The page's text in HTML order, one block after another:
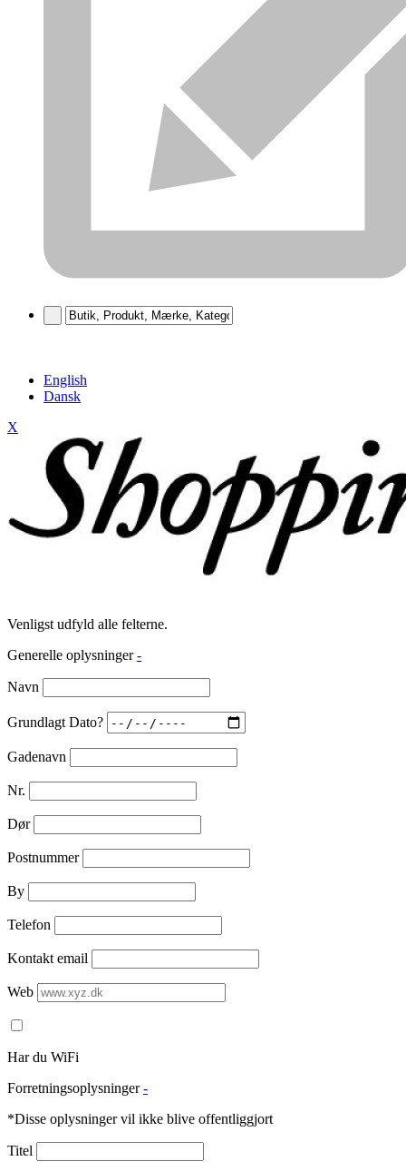
English
Dansk
X
Venligst udfyld alle felterne.
Generelle oplysninger -
Navn
Grundlagt Dato?
Gadenavn
Nr.
Dør
Postnummer
By
Telefon
Kontakt email
Web
Har du WiFi
Forretningsoplysninger -
*Disse oplysninger vil ikke blive offentliggjort
Titel